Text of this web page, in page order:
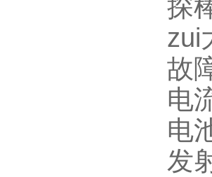
探
zui
故
电
电
发